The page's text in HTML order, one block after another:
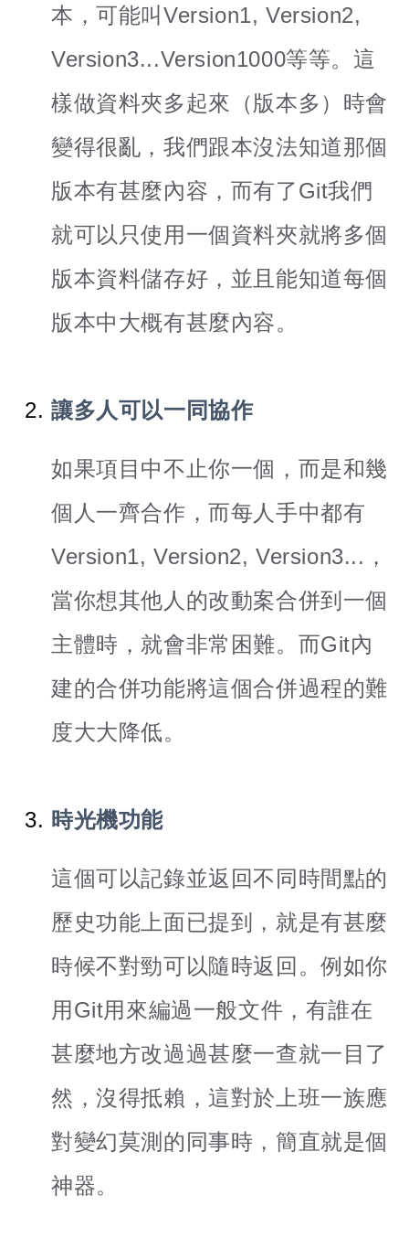
本，可能叫Version1, Version2,
Version3...Version1000等等。這
樣做資料夾多起來（版本多）時會
變得很亂，我們跟本沒法知道那個
版本有甚麼內容，而有了Git我們
就可以只使用一個資料夾就將多個
版本資料儲存好，並且能知道每個
版本中大概有甚麼內容。
讓多人可以一同協作
如果項目中不止你一個，而是和幾
個人一齊合作，而每人手中都有
Version1, Version2, Version3...，
當你想其他人的改動案合併到一個
主體時，就會非常困難。而Git內
建的合併功能將這個合併過程的難
度大大降低。
時光機功能
這個可以記錄並返回不同時間點的
歷史功能上面已提到，就是有甚麼
時候不對勁可以隨時返回。例如你
用Git用來編過一般文件，有誰在
甚麼地方改過過甚麼一查就一目了
然，沒得抵賴，這對於上班一族應
對變幻莫測的同事時，簡直就是個
神器。